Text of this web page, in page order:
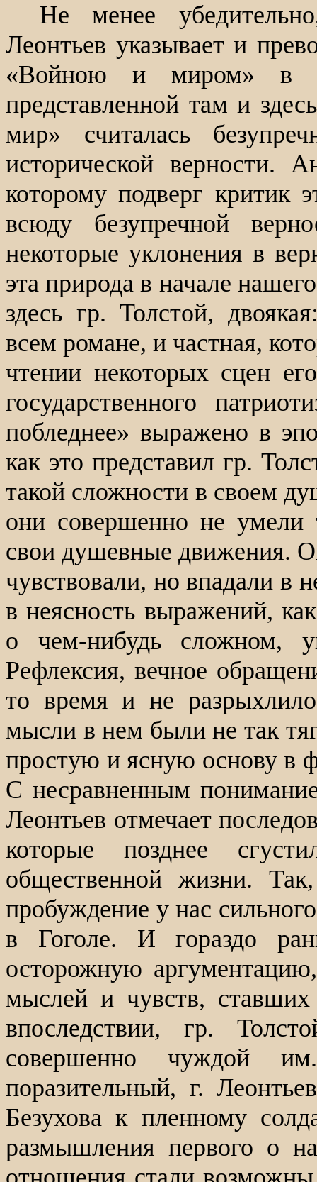
Не менее
Леонтьев указывает и
«Войною и миром» в
представленной там и
мир» считалась
исторической верности.
которому подверг критик
всюду безупречной
некоторые уклонения в
эта природа в начале
здесь гр. Толстой,
всем романе, и частная,
чтении некоторых сцен
государственного
побледнее» выражено в
как это представил гр.
такой сложности в своем
они совершенно не умели
свои душевные движения.
чувствовали, но впадали в
в неясность выражений,
о чем-нибудь сложном,
Рефлексия, вечное
то время и не
мысли в нем были не так
простую и ясную основу в
С несравненным
Леонтьев отмечает
которые позднее
общественной жизни.
пробуждение у нас
в Гоголе. И гораздо
осторожную
мыслей и чувств,
впоследствии, гр.
совершенно чуждой
поразительный, г.
Безухова к пленному
размышления первого о